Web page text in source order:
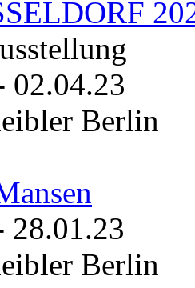
02.04.23
Berlin
28.01.23
Berlin